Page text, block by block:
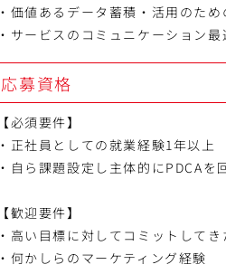
・価値あるデータ蓄積・活用のた
・サービスのコミュニケーション
応募資格
【必須要件】
・正社員としての就業経験1年以上
・自ら課題設定し主体的にPDCAを
【歓迎要件】
・高い目標に対してコミットしてき
・何かしらのマーケティング経験